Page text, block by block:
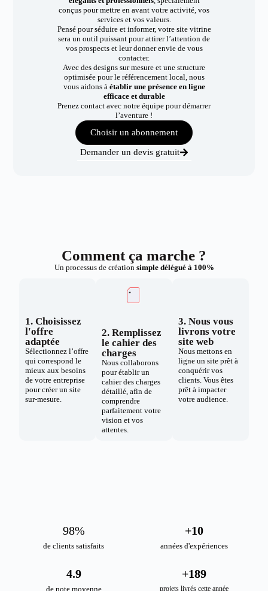
conçus pour mettre en avant votre activité, vos
services et vos valeurs.
Pensé pour séduire et informer, votre site vitrine
sera un outil puissant pour attirer l’attention de
vos prospects et leur donner envie de vous
contacter.
Avec des designs sur mesure et une structure
optimisée pour le référencement local, nous
vous aidons à établir une présence en ligne
efficace et durable
Prenez contact avec notre équipe pour démarrer
l’aventure !
Choisir un abonnement
Demander un devis gratuit
Comment ça marche ?
Un processus de création simple délégué à 100%
1. Choisissez
l'offre
adaptée
Sélectionnez l’offre
qui correspond le
mieux aux besoins
de votre entreprise
pour créer un site
sur-mesure.
2. Remplissez
le cahier des
charges
Nous collaborons
pour établir un
cahier des charges
détaillé, afin de
comprendre
parfaitement votre
vision et vos
attentes.
3. Nous vous
livrons votre
site web
Nous mettons en
ligne un site prêt à
conquérir vos
clients. Vous êtes
prêt à impacter
votre audience.
de clients satisfaits
98%
années d'expériences
+10
de note moyenne
4.9
projets livrés cette année
+189